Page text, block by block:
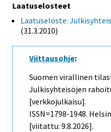
Laatuselosteet
Laatuseloste:
(31.3.2010)
Viittausohje:
Suomen virallinen
Julkisyhteisöjen
[verkkojulkaisu].
ISSN=1798-1948.
[viitattu: 9.8.2026].